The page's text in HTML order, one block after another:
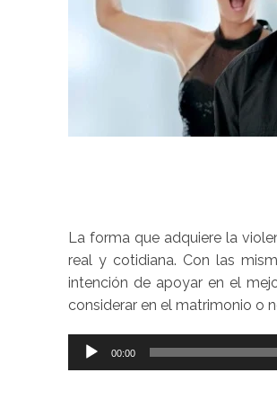
La forma que adquiere la
real y cotidiana. Con las
intención de apoyar en el
considerar en el matrimonio o
Reproductor
de
00:00